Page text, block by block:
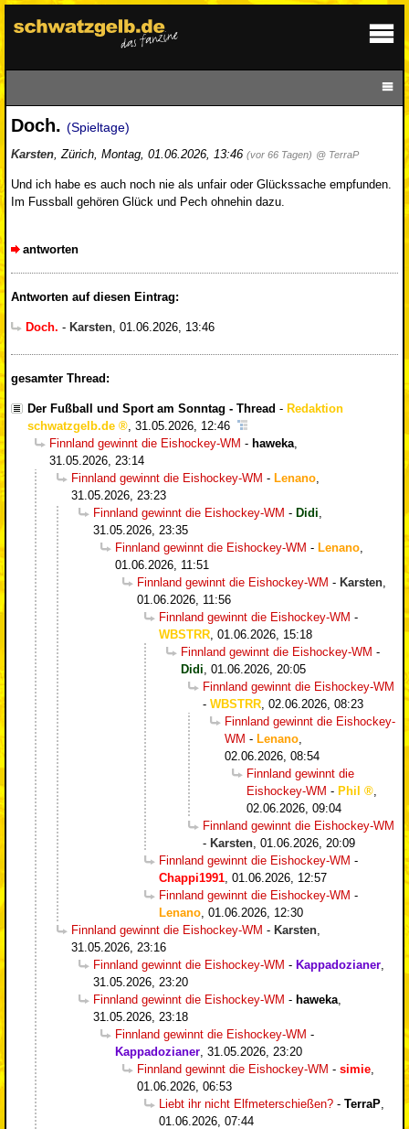
Doch. (Spieltage)
Karsten,Zürich, Montag, 01.06.2026, 13:46 (vor 66 Tagen) @ TerraP
Und ich habe es auch noch nie als unfair oder Glückssache empfunden.
Im Fussball gehören Glück und Pech ohnehin dazu.
antworten
Antworten auf diesen Eintrag:
Doch. - Karsten, 01.06.2026, 13:46
gesamter Thread:
Der Fußball und Sport am Sonntag - Thread - Redaktion
schwatzgelb.de
31.05.2026, 12:46
Finnland gewinnt die Eishockey-WM - haweka
31.05.2026, 23:14
Finnland gewinnt die Eishockey-WM - Lenano
31.05.2026, 23:23
Finnland gewinnt die Eishockey-WM - Didi
31.05.2026, 23:35
Finnland gewinnt die Eishockey-WM - Lenano
01.06.2026, 11:51
Finnland gewinnt die Eishockey-WM - Karsten
01.06.2026, 11:56
Finnland gewinnt die Eishockey-WM -
WBSTRR 01.06.2026, 15:18
Finnland gewinnt die Eishockey-WM -
Didi 01.06.2026, 20:05
Finnland gewinnt die Eishockey-WM
- WBSTRR 02.06.2026, 08:23
Finnland gewinnt die Eishockey-
WM - Lenano
02.06.2026, 08:54
Finnland gewinnt die
Eishockey-WM - Phil
02.06.2026, 09:04
Finnland gewinnt die Eishockey-WM
- Karsten 01.06.2026, 20:09
Finnland gewinnt die Eishockey-WM -
Chappi1991 01.06.2026, 12:57
Finnland gewinnt die Eishockey-WM -
Lenano 01.06.2026, 12:30
Finnland gewinnt die Eishockey-WM - Karsten
31.05.2026, 23:16
Finnland gewinnt die Eishockey-WM - Kappadozianer
31.05.2026, 23:20
Finnland gewinnt die Eishockey-WM - haweka
31.05.2026, 23:18
Finnland gewinnt die Eishockey-WM -
Kappadozianer 31.05.2026, 23:20
Finnland gewinnt die Eishockey-WM - simie
01.06.2026, 06:53
Liebt ihr nicht Elfmeterschießen? - TerraP
01.06.2026, 07:44